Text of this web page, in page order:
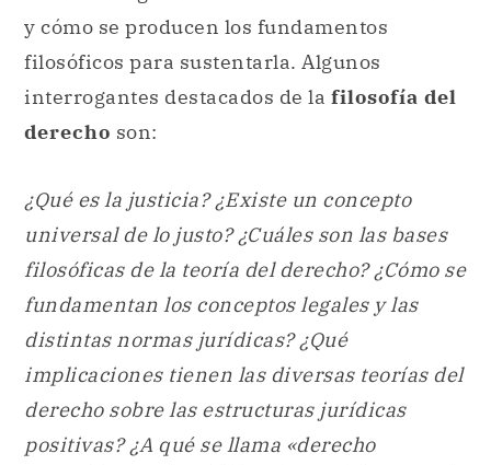
y cómo se producen los fundamentos
filosóficos para sustentarla. Algunos
interrogantes destacados de la filosofía del
derecho son:
¿Qué es la justicia? ¿Existe un concepto
universal de lo justo? ¿Cuáles son las bases
filosóficas de la teoría del derecho? ¿Cómo se
fundamentan los conceptos legales y las
distintas normas jurídicas? ¿Qué
implicaciones tienen las diversas teorías del
derecho sobre las estructuras jurídicas
positivas? ¿A qué se llama «derecho